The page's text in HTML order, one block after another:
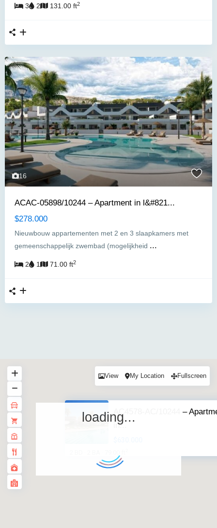
3 2 131.00 ft2
16
Apartment
ACAC-05898/10244 – Apartment in l&#821...
$278.000
Nieuwbouw appartementen met 2 en 3 slaapkamers met
gemeenschappelijk zwembad (mogelijkheid ...
2 1 71.00 ft2
AC4578-AC/10244 –
in...
loading...
View My Location Fullscreen